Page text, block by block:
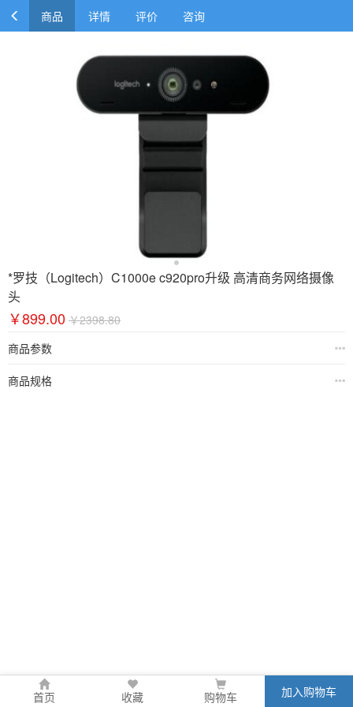
商品 详情 评价 咨询
*罗技（Logitech）C1000e c920pro升级 高清商务网络摄像
头
￥899.00 ￥2398.80
商品参数
商品规格
首页 收藏 购物车 加入购物车